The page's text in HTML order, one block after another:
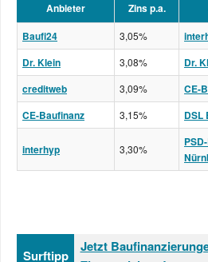
Anbieter
Zins p.a.
Baufi24
3,05%
Dr. Klein 3,08% Dr.
creditweb 3,09% CE-
CE-Baufinanz 3,15% DSL
interhyp 3,30%
Surftipp
Jetzt